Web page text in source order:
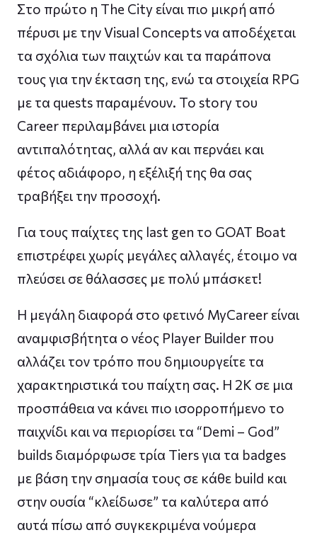
Στο πρώτο η The City είναι πιο μικρή από
πέρυσι με την Visual Concepts να αποδέχεται
τα σχόλια των παιχτών και τα παράπονα
τους για την έκταση της, ενώ τα στοιχεία RPG
με τα quests παραμένουν. Το story του
Career περιλαμβάνει μια ιστορία
αντιπαλότητας, αλλά αν και περνάει και
φέτος αδιάφορο, η εξέλιξή της θα σας
τραβήξει την προσοχή.
Για τους παίχτες της last gen το GOAT Boat
επιστρέφει χωρίς μεγάλες αλλαγές, έτοιμο να
πλεύσει σε θάλασσες με πολύ μπάσκετ!
Η μεγάλη διαφορά στο φετινό MyCareer είναι
αναμφισβήτητα ο νέος Player Builder που
αλλάζει τον τρόπο που δημιουργείτε τα
χαρακτηριστικά του παίχτη σας. Η 2Κ σε μια
προσπάθεια να κάνει πιο ισορροπήμενο το
παιχνίδι και να περιορίσει τα “Demi – God”
builds διαμόρφωσε τρία Tiers για τα badges
με βάση την σημασία τους σε κάθε build και
στην ουσία “κλείδωσε” τα καλύτερα από
αυτά πίσω από συγκεκριμένα νούμερα